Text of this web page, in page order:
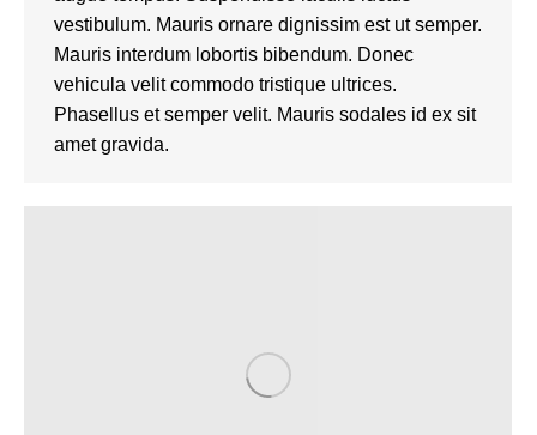
vestibulum. Mauris ornare dignissim est ut semper.
Mauris interdum lobortis bibendum. Donec
vehicula velit commodo tristique ultrices.
Phasellus et semper velit. Mauris sodales id ex sit
amet gravida.